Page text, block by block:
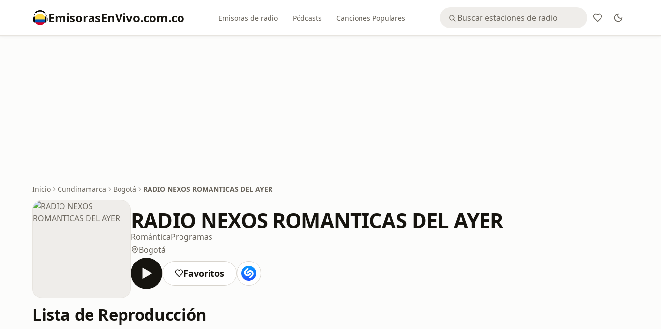
EmisorasEnVivo.com.co Emisoras de radio Pódcasts Canciones Populares
Inicio Cundinamarca Bogotá RADIO NEXOS ROMANTICAS DEL AYER
RADIO NEXOS ROMANTICAS DEL AYER
RománticaProgramas
Bogotá
Favoritos
Lista de Reproducción